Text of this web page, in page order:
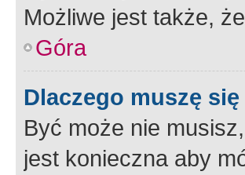
Możliwe jest także,
Góra
Dlaczego muszę
Być może nie
jest konieczna aby